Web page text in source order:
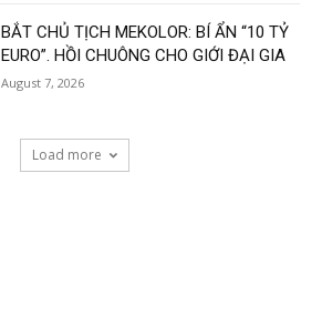
BẮT CHỦ TỊCH MEKOLOR: BÍ ẨN “10 TỶ
EURO”. HỒI CHUÔNG CHO GIỚI ĐẠI GIA
August 7, 2026
Load more